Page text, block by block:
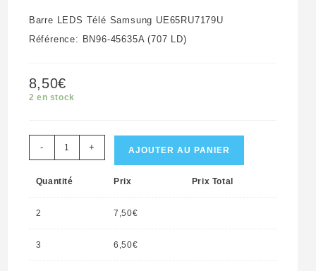
Barre LEDS Télé Samsung UE65RU7179U
Référence: BN96-45635A (707 LD)
8,50€
2 en stock
quantité
de
Barre
Samsung
- + AJOUTER AU PANIER
Quantité Prix Prix Total
2 7,50€
3 6,50€